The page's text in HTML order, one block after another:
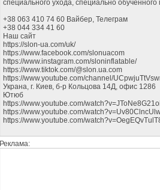
специального ухода, специально
+38 063 410 74 60 Вайбер, Телеграм
+38 044 334 41 60
Наш сайт
https://slon-ua.com/uk/
https://www.facebook.com/slonuacom
https://www.instagram.com/sloninflatable/
https://www.tiktok.com/@slon.ua.com
https://www.youtube.com/channel/
Украна, г. Киев, б-р Кольцова 14Д, офис 1286
Ютюб
https://www.youtube.com/
https://www.youtube.com/
https://www.youtube.com/
Реклама: